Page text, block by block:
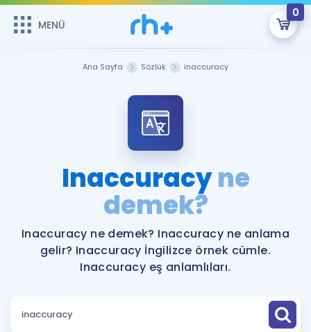
MENÜ
0
Şifremi Hatırlamıyorum
Sepetin Şu An Boş.
Remzi Hoca ile seni sınava hazırlayacak onlarca eğitim seni
bekliyor!
MENÜ
Katılımcı Görüşleri
Faydalı Araçlar
Ücretsiz Kaynaklar
Puan Hesaplama
İngilizce Gramer
Ana Sayfa Sözlük inaccuracy
Inaccuracyne
demek?
Inaccuracy ne demek? Inaccuracy ne anlama
gelir? Inaccuracy İngilizce örnek cümle.
Inaccuracy eş anlamlıları.